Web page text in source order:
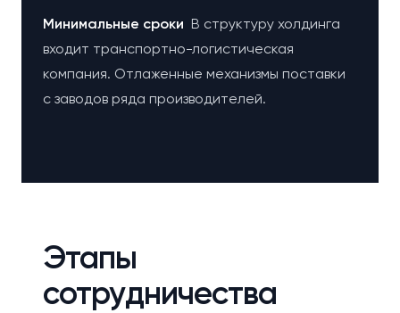
Минимальные сроки В структуру холдинга
входит транспортно-логистическая
компания. Отлаженные механизмы поставки
с заводов ряда производителей.
Этапы
сотрудничества